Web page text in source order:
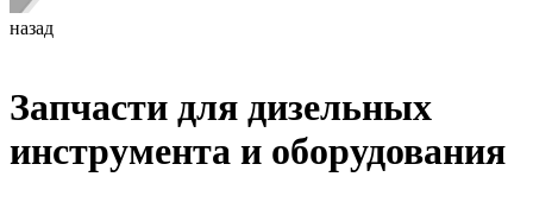
назад
Запчасти для дизельных
инструмента и оборудования